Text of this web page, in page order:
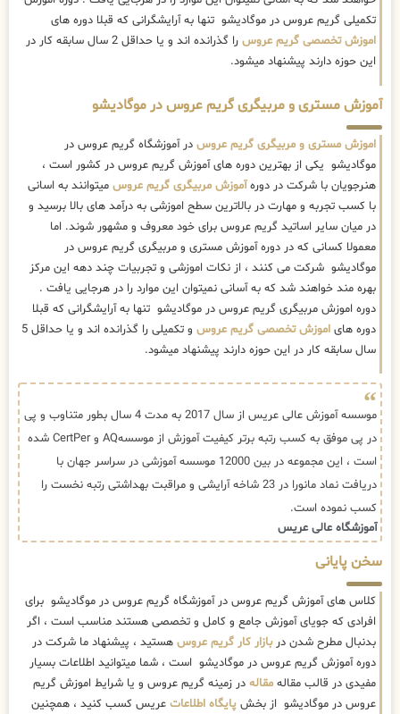
تکمیلی گریم عروس در موگادیشو تنها به آرایشگرانی که قبلا دوره های
اموزش تخصصی گریم عروس
را گذرانده اند و یا حداقل 2 سال سابقه کار در
این حوزه دارند پیشنهاد میشود.
آموزش مستری و مربیگری گریم عروس در موگادیشو
اموزش مستری و مربیگری گریم عروس در آموزشگاه گریم عروس در
موگادیشو یکی از بهترین دوره های آموزش گریم عروس در کشور است ،
هنرجویان با شرکت در دورهآموزش مربیگری گریم عروس میتوانند به اسانی
با کسب تجربه و مهارت در بالاترین سطح اموزشی به درآمد های بالا برسید و
در میان سایر اساتید گریم عروس برای خود معروف و مشهور شوند. اما
معمولا کسانی که در دوره آموزش مستری و مربیگری گریم عروس در
موگادیشو شرکت می کنند ، از نکات اموزشی و تجربیات چند دهه این مرکز
بهره مند خواهند شد که به آسانی نمیتوان این موارد را در هرجایی یافت .
دوره اموزش مربیگری گریم عروس در موگادیشو تنها به آرایشگرانی که قبلا
دوره های اموزش تخصصی گریم عروس
و تکمیلی را گذرانده اند و یا حداقل 5
سال سابقه کار در این حوزه دارند پیشنهاد میشود.
موسسه آموزش عالی عریس از سال 2017 به مدت 4 سال بطور متناوب و پی
در پی موفق به کسب رتبه برتر کیفیت آموزش از موسسهAQ و CertPer شده
است ، این مجموعه در بین 12000 موسسه آموزشی در سراسر جهان با
دریافت نماد مانورا در 23 شاخه آرایشی و مراقبت بهداشتی رتبه نخست را
کسب نموده است.
آموزشگاه عالی عریس
سخن پایانی
کلاس های آموزش گریم عروس در آموزشگاه گریم عروس در موگادیشو برای
افرادی که جویای آموزش جامع و کامل و تخصصی هستند مناسب است ، اگر
بدنبال مطرح شدن دربازار کار گریم عروس هستید ، پیشنهاد ما شرکت در
دوره آموزش گریم عروس در موگادیشو است ، شما میتوانید اطلاعات بسیار
مفیدی در قالب مقاله مقاله در زمینه گریم عروس و یا شرایط اموزش گریم
عروس در موگادیشو از بخش پایگاه اطلاعات عریس کسب کنید ، همچنین